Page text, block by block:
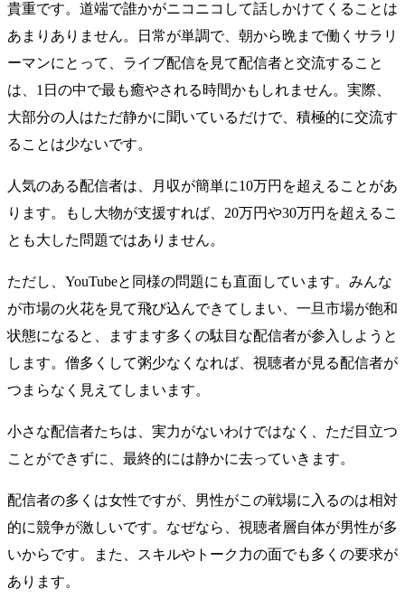
貴重です。道端で誰かがニコニコして話しかけてくることは
あまりありません。日常が単調で、朝から晩まで働くサラリ
ーマンにとって、ライブ配信を見て配信者と交流すること
は、1日の中で最も癒やされる時間かもしれません。実際、
大部分の人はただ静かに聞いているだけで、積極的に交流す
ることは少ないです。
人気のある配信者は、月収が簡単に10万円を超えることがあ
ります。もし大物が支援すれば、20万円や30万円を超えるこ
とも大した問題ではありません。
ただし、YouTubeと同様の問題にも直面しています。みんな
が市場の火花を見て飛び込んできてしまい、一旦市場が飽和
状態になると、ますます多くの駄目な配信者が参入しようと
します。僧多くして粥少なくなれば、視聴者が見る配信者が
つまらなく見えてしまいます。
小さな配信者たちは、実力がないわけではなく、ただ目立つ
ことができずに、最終的には静かに去っていきます。
配信者の多くは女性ですが、男性がこの戦場に入るのは相対
的に競争が激しいです。なぜなら、視聴者層自体が男性が多
いからです。また、スキルやトーク力の面でも多くの要求が
あります。